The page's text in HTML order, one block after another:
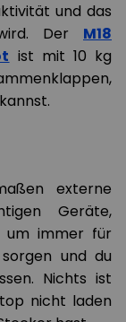
und das
Der M18
ist mit 10 kg
externe
Geräte,
um immer für
und du
Nichts ist
nicht laden